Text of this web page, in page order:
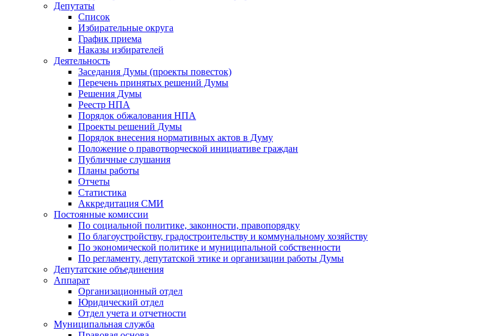
Депутаты
Список
Избирательные округа
График приема
Наказы избирателей
Деятельность
Заседания Думы (проекты повесток)
Перечень принятых решений Думы
Решения Думы
Реестр НПА
Порядок обжалования НПА
Проекты решений Думы
Порядок внесения нормативных актов в Думу
Положение о правотворческой инициативе граждан
Публичные слушания
Планы работы
Отчеты
Статистика
Аккредитация СМИ
Постоянные комиссии
По социальной политике, законности, правопорядку
По благоустройству, градостроительству и коммунальному хозяйству
По экономической политике и муниципальной собственности
По регламенту, депутатской этике и организации работы Думы
Депутатские объединения
Аппарат
Организационный отдел
Юридический отдел
Отдел учета и отчетности
Муниципальная служба